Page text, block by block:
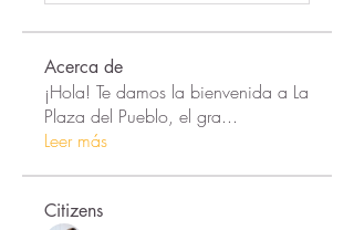
Acerca de
¡Hola! Te damos la bienvenida a La
Plaza del Pueblo, el gra...
Leer más
Citizens